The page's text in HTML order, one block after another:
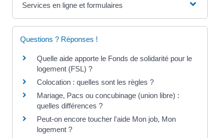
Services en ligne et formulaires
Questions ? Réponses !
Quelle aide apporte le Fonds de solidarité pour le
logement (FSL) ?
Colocation : quelles sont les règles ?
Mariage, Pacs ou concubinage (union libre) :
quelles différences ?
Peut-on encore toucher l'aide Mon job, Mon
logement ?